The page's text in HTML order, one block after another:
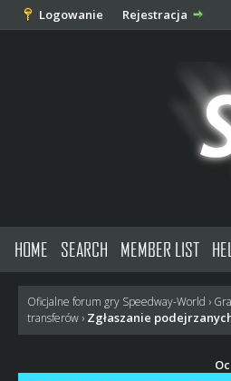
Logowanie Rejestracja
HOME SEARCH MEMBER LIST
Oficjalne forum gry Speedway-World › Gra
transferów › Zgłaszanie